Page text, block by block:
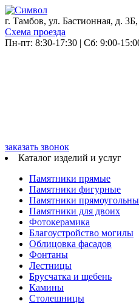
г. Тамбов, ул. Бастионная, д. 3Б,
Схема проезда
Пн-пт: 8:30-17:30 | Сб: 9:00-
заказать звонок
Каталог изделий и услуг
Памятники прямые
Памятники фигурные
Памятники
Памятники для двоих
Фотокерамика
Благоустройство могилы
Облицовка фасадов
Фонтаны
Лестницы
Брусчатка и щебень
Камины
Столешницы